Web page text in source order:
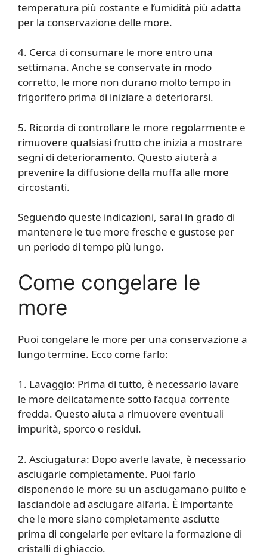
temperatura più costante e l’umidità più adatta
per la conservazione delle more.
4. Cerca di consumare le more entro una
settimana. Anche se conservate in modo
corretto, le more non durano molto tempo in
frigorifero prima di iniziare a deteriorarsi.
5. Ricorda di controllare le more regolarmente e
rimuovere qualsiasi frutto che inizia a mostrare
segni di deterioramento. Questo aiuterà a
prevenire la diffusione della muffa alle more
circostanti.
Seguendo queste indicazioni, sarai in grado di
mantenere le tue more fresche e gustose per
un periodo di tempo più lungo.
Come congelare le
more
Puoi congelare le more per una conservazione a
lungo termine. Ecco come farlo:
1. Lavaggio: Prima di tutto, è necessario lavare
le more delicatamente sotto l’acqua corrente
fredda. Questo aiuta a rimuovere eventuali
impurità, sporco o residui.
2. Asciugatura: Dopo averle lavate, è necessario
asciugarle completamente. Puoi farlo
disponendo le more su un asciugamano pulito e
lasciandole ad asciugare all’aria. È importante
che le more siano completamente asciutte
prima di congelarle per evitare la formazione di
cristalli di ghiaccio.